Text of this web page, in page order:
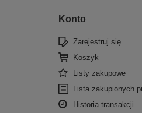
Konto
Zarejestruj się
Koszyk
Listy zakupowe
Lista zakupionych
Historia transakcji